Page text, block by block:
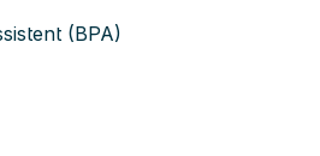
(BPA)